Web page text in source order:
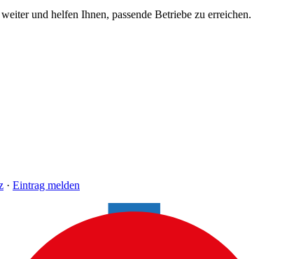
und helfen Ihnen, passende Betriebe zu erreichen.
· Eintrag melden